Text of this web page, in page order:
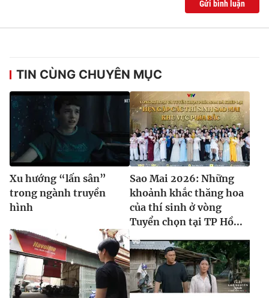
Gửi bình luận
TIN CÙNG CHUYÊN MỤC
Xu hướng “lấn sân”
trong ngành truyền
hình
Sao Mai 2026: Những
khoảnh khắc thăng hoa
của thí sinh ở vòng
Tuyển chọn tại TP Hồ...